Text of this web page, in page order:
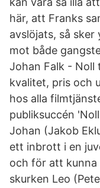
här, att Franks
avslöjats, så
mot både
Johan Falk - Noll
kvalitet, pris och
hos alla
publiksuccén
Johan (Jakob
ett inbrott i en
och för att
skurken Leo